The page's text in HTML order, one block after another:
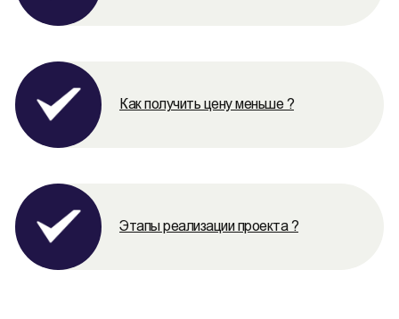
Как получить цену меньше ?
Этапы реализации проекта ?